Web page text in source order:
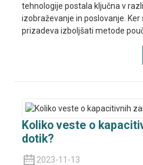
tehnologije postala ključna v
izobraževanje in poslovanje. Ker
prizadeva izboljšati metode
Koliko veste o
dotik?
2023-11-13